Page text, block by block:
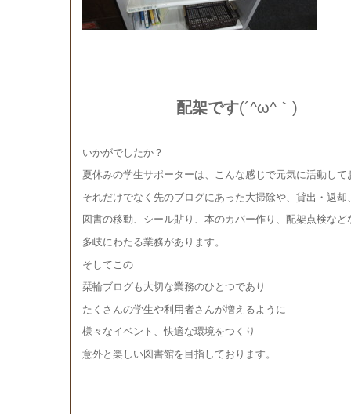
配架です(´^ω^｀)
いかがでしたか？
夏休みの学生サポーターは、こんな感じで元気に活動して
それだけでなく先のブログにあった大掃除や、貸出・返
図書の移動、シール貼り、本のカバー作り、配架点検など
多岐にわたる業務があります。
そしてこの
栞輪ブログも大切な業務のひとつであり
たくさんの学生や利用者さんが増えるように
様々なイベント、快適な環境をつくり
意外と楽しい図書館を目指しております。